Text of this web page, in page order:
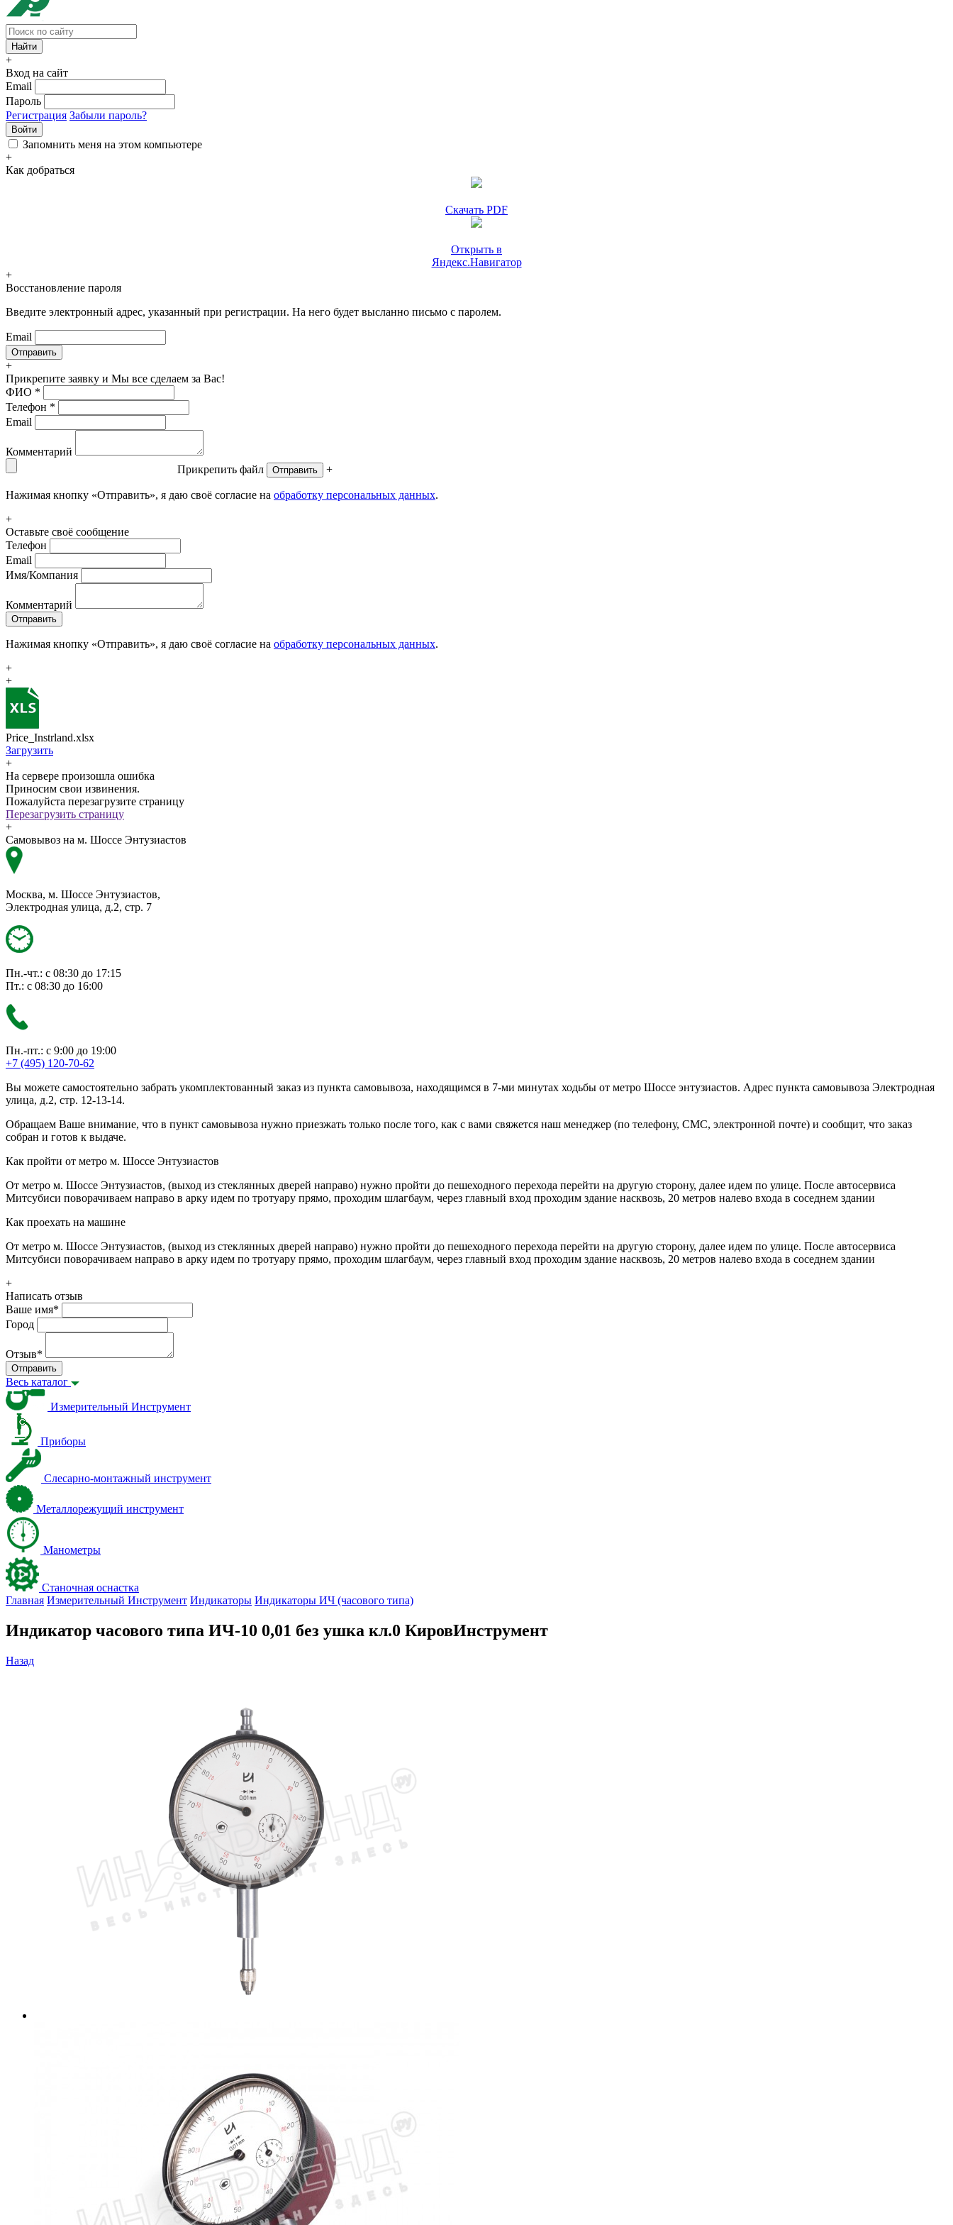
+
Вход на сайт
Email
Пароль
Регистрация Забыли пароль?
Войти
Запомнить меня на этом компьютере
+
Как добраться
Скачать PDF
Открыть в
Яндекс.Навигатор
+
Восстановление пароля
Введите электронный адрес, указанный при регистрации. На него будет высланно письмо с паролем.
Email
+
Прикрепите заявку и Мы все сделаем за Вас!
ФИО *
Телефон *
Email
Комментарий
Прикрепить файл
Отправить +
Нажимая кнопку «Отправить», я даю своё согласие на обработку персональных данных.
+
Оставьте своё сообщение
Телефон
Email
Имя/Компания
Комментарий
Отправить
Нажимая кнопку «Отправить», я даю своё согласие на обработку персональных данных.
+
+
Price_Instrland.xlsx
Загрузить
+
На сервере произошла ошибка
Приносим свои извинения.
Пожалуйста перезагрузите страницу
Перезагрузить страницу
+
Самовывоз на м. Шоссе Энтузиастов
Москва, м. Шоссе Энтузиастов,
Электродная улица, д.2, стр. 7
Пн.-чт.: с 08:30 до 17:15
Пт.: с 08:30 до 16:00
Пн.-пт.: с 9:00 до 19:00
+7 (495) 120-70-62
Вы можете самостоятельно забрать укомплектованный заказ из пункта самовывоза, находящимся в 7-ми минутах ходьбы от метро Шоссе энтузиастов. Адрес пункта самовывоза Электродная
улица, д.2, стр. 12-13-14.
Обращаем Ваше внимание, что в пункт самовывоза нужно приезжать только после того, как с вами свяжется наш менеджер (по телефону, СМС, электронной почте) и сообщит, что заказ
собран и готов к выдаче.
Как пройти от метро м. Шоссе Энтузиастов
От метро м. Шоссе Энтузиастов, (выход из стеклянных дверей направо) нужно пройти до пешеходного перехода перейти на другую сторону, далее идем по улице. После автосервиса
Митсубиси поворачиваем направо в арку идем по тротуару прямо, проходим шлагбаум, через главный вход проходим здание насквозь, 20 метров налево входа в соседнем здании
Как проехать на машине
От метро м. Шоссе Энтузиастов, (выход из стеклянных дверей направо) нужно пройти до пешеходного перехода перейти на другую сторону, далее идем по улице. После автосервиса
Митсубиси поворачиваем направо в арку идем по тротуару прямо, проходим шлагбаум, через главный вход проходим здание насквозь, 20 метров налево входа в соседнем здании
+
Написать отзыв
Ваше имя*
Город
Отзыв*
Отправить
Весь каталог
Измерительный Инструмент
Приборы
Слесарно-монтажный инструмент
Металлорежущий инструмент
Манометры
Станочная оснастка
Главная Измерительный Инструмент Индикаторы Индикаторы ИЧ (часового типа)
Индикатор часового типа ИЧ-10 0,01 без ушка кл.0 КировИнструмент
Назад